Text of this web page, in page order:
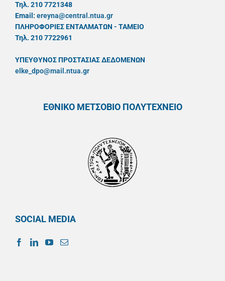
Τηλ. 210 7721348
Email: ereyna@central.ntua.gr
ΠΛΗΡΟΦΟΡΙΕΣ ΕΝΤΑΛΜΑΤΩΝ - ΤΑΜΕΙΟ
Τηλ. 210 7722961
ΥΠΕΥΘYΝΟΣ ΠΡΟΣΤΑΣΙΑΣ ΔΕΔΟΜΕΝΩΝ
elke_dpo@mail.ntua.gr
ΕΘΝΙΚΟ ΜΕΤΣΟΒΙΟ ΠΟΛΥΤΕΧΝΕΙΟ
SOCIAL MEDIA